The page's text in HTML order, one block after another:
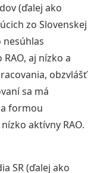
(ďalej ako
zo Slovenskej
nesúhlas
aj nízko a
obzvlášť
sa má
formou
aktívny RAO.
SR (ďalej ako